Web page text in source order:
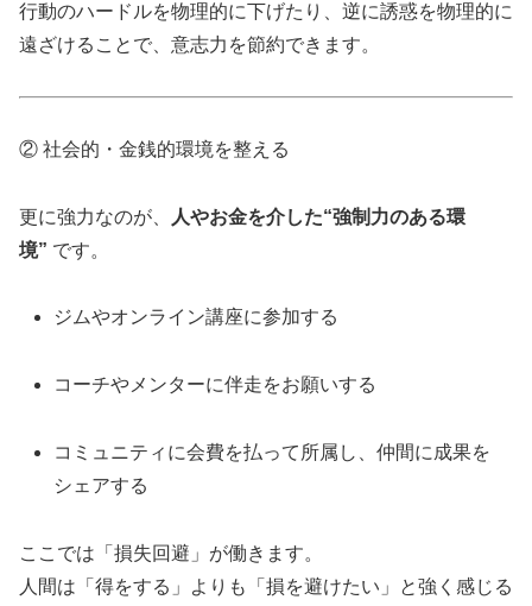
行動のハードルを物理的に下げたり、逆に誘惑を物理的に
遠ざけることで、意志力を節約できます。
② 社会的・金銭的環境を整える
更に強力なのが、
人やお金を介した“強制力のある環
境” です。
ジムやオンライン講座に参加する
コーチやメンターに伴走をお願いする
コミュニティに会費を払って所属し、仲間に成果を
シェアする
ここでは「損失回避」が働きます。
人間は「得をする」よりも「損を避けたい」と強く感じる